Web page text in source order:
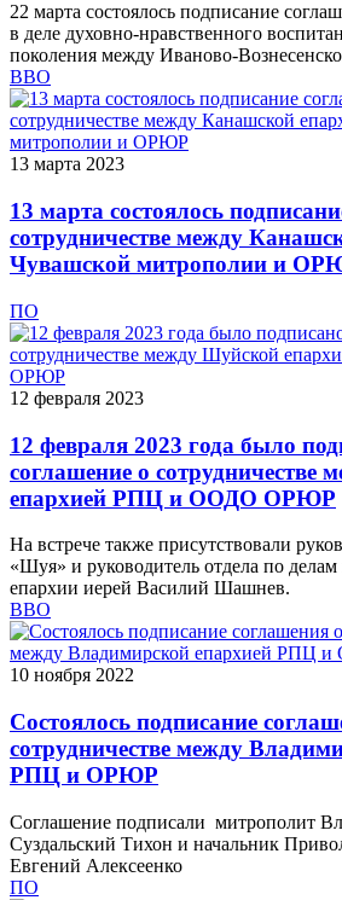
22 марта состоялось подписание
в деле духовно-нравственного
поколения между Иваново-
ВВО
13 марта 2023
13 марта состоялось
сотрудничестве между
Чувашской митрополии и
ПО
12 февраля 2023
12 февраля 2023 года было
соглашение о сотрудничестве
епархией РПЦ и ООДО ОРЮР
На встрече также присутствовали
«Шуя» и руководитель отдела по
епархии иерей Василий Шашнев.
ВВО
10 ноября 2022
Состоялось подписание
сотрудничестве между
РПЦ и ОРЮР
Соглашение подписали митрополит
Суздальский Тихон и начальник
Евгений Алексеенко
ПО